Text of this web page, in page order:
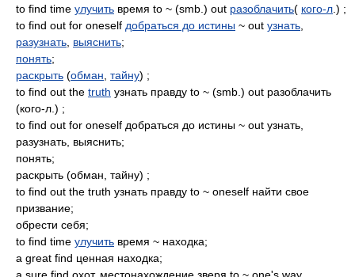
to find time улучить время to ~ (smb.) out разоблачить( кого-л .) ;
to find out for oneself добраться до истины ~ out узнать
разузнать выяснить;
понять;
раскрыть (обман тайну) ;
to find out the truth узнать правду to ~ (smb.) out разоблачить
(кого-л.) ;
to find out for oneself добраться до истины ~ out узнать,
разузнать, выяснить;
понять;
раскрыть (обман, тайну) ;
to find out the truth узнать правду to ~ oneself найти свое
призвание;
обрести себя;
to find time улучить время ~ находка;
a great find ценная находка;